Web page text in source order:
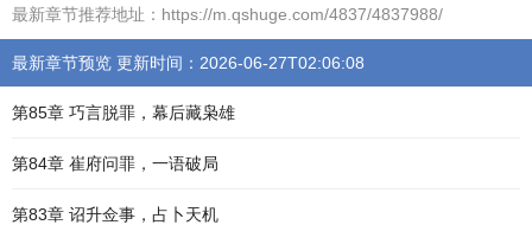
最新章节推荐地址：https://m.qshuge.com/4837/4837988/
最新章节预览 更新时间：2026-06-27T02:06:08
第85章 巧言脱罪，幕后藏枭雄
第84章 崔府问罪，一语破局
第83章 诏升佥事，占卜天机